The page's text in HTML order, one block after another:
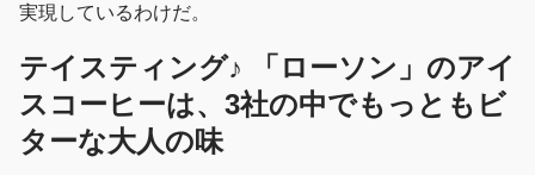
実現しているわけだ。
テイスティング♪ 「ローソン」のアイ
スコーヒーは、3社の中でもっともビ
ターな大人の味